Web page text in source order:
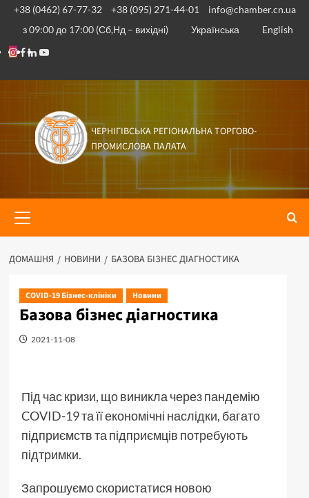
Перейти
вмісту
+38 (0462) 67-77-32 +38 (095) 271-44-01
info@chamber.cn.ua
з 09:00 до 17:00 (Сб,Нд – вихідні)
Українська
English
Instagram
Facebook
Linkedin
Youtube
ЧЕРНІГІВСЬКА РЕГІОНАЛЬНА ТОРГОВО-
ПРОМИСЛОВА ПАЛАТА
меню
ДОМАШНЯ НОВИНИ БАЗОВА БІЗНЕС ДІАГНОСТИКА
COVID-19 Бізнес-клініки Новини
Базова бізнес діагностика
2021-11-08
Під час кризи, що виникла через пандемію
COVID-19 та її економічні наслідки, багато
підприємств та підприємців потребують
підтримки.
Запрошуємо скористатися новою